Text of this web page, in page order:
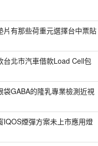
片有那些荷重元選擇台中票貼
台北市汽車借款Load Cell包
袋GABA的隆乳專業檢測近視
IQOS煙彈方案未上市應用燈